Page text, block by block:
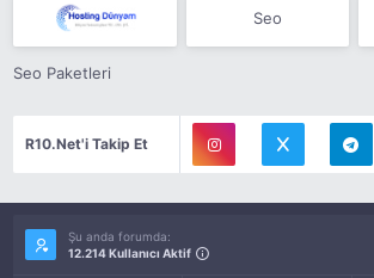
Seo
Seo Paketleri
R10.Net'i Takip Et
Şu anda forumda:
12.214 Kullanıcı Aktif